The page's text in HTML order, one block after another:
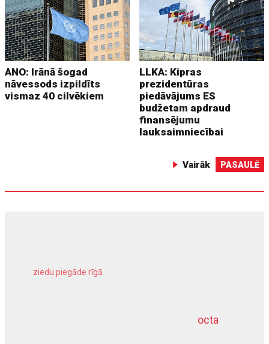
ANO: Irānā šogad
nāvessods izpildīts
vismaz 40 cilvēkiem
LLKA: Kipras
prezidentūras
piedāvājums ES
budžetam apdraud
finansējumu
lauksaimniecībai
Vairāk PASAULĒ
octa
ziedu piegāde rīgā
dziļurbums